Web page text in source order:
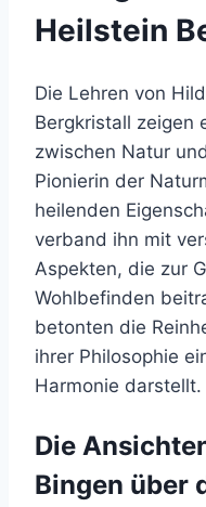
Heilstein
Die Lehren von
Bergkristall zeigen
zwischen Natur
Pionierin der
heilenden
verband ihn mit
Aspekten, die zur
Wohlbefinden
betonten die
ihrer Philosophie
Harmonie darstellt.
Die
Bingen über